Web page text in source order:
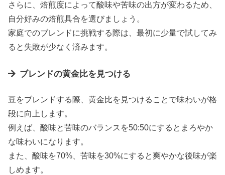
さらに、焙煎度によって酸味や苦味の出方が変わるため、
自分好みの焙煎具合を選びましょう。
家庭でのブレンドに挑戦する際は、最初に少量で試してみ
ると失敗が少なく済みます。
ブレンドの黄金比を見つける
豆をブレンドする際、黄金比を見つけることで味わいが格
段に向上します。
例えば、酸味と苦味のバランスを50:50にするとまろやか
な味わいになります。
また、酸味を70%、苦味を30%にすると爽やかな後味が楽
しめます。